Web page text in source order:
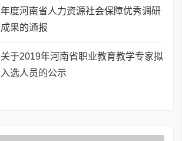
年度河南省人力资源社会保障优秀调研
成果的通报
关于2019年河南省职业教育教学专家拟
入选人员的公示